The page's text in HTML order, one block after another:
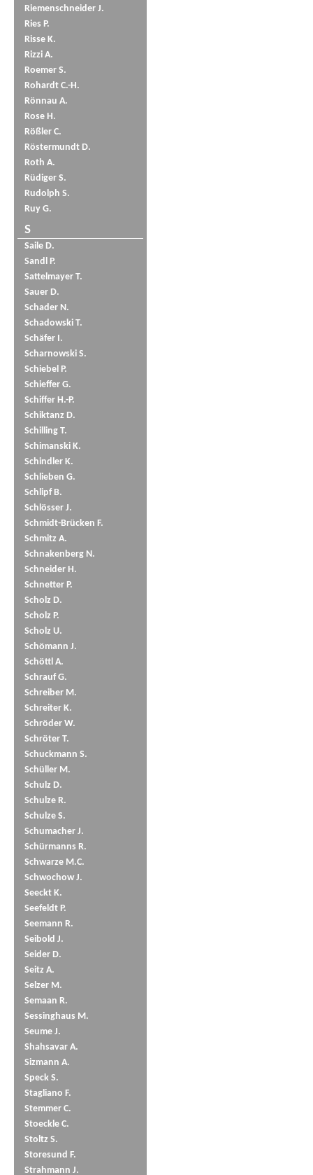
Riemenschneider J.
Ries P.
Risse K.
Rizzi A.
Roemer S.
Rohardt C.-H.
Rönnau A.
Rose H.
Rößler C.
Röstermundt D.
Roth A.
Rüdiger S.
Rudolph S.
Ruy G.
S
Saile D.
Sandl P.
Sattelmayer T.
Sauer D.
Schader N.
Schadowski T.
Schäfer I.
Scharnowski S.
Schiebel P.
Schieffer G.
Schiffer H.-P.
Schiktanz D.
Schilling T.
Schimanski K.
Schindler K.
Schlieben G.
Schlipf B.
Schlösser J.
Schmidt-Brücken F.
Schmitz A.
Schnakenberg N.
Schneider H.
Schnetter P.
Scholz D.
Scholz P.
Scholz U.
Schömann J.
Schöttl A.
Schrauf G.
Schreiber M.
Schreiter K.
Schröder W.
Schröter T.
Schuckmann S.
Schüller M.
Schulz D.
Schulze R.
Schulze S.
Schumacher J.
Schürmanns R.
Schwarze M.C.
Schwochow J.
Seeckt K.
Seefeldt P.
Seemann R.
Seibold J.
Seider D.
Seitz A.
Selzer M.
Semaan R.
Sessinghaus M.
Seume J.
Shahsavar A.
Sizmann A.
Speck S.
Stagliano F.
Stemmer C.
Stoeckle C.
Stoltz S.
Storesund F.
Strahmann J.